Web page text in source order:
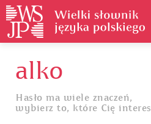
Jak
alko
Hasło ma wiele znaczeń,
wybierz to, które Cię